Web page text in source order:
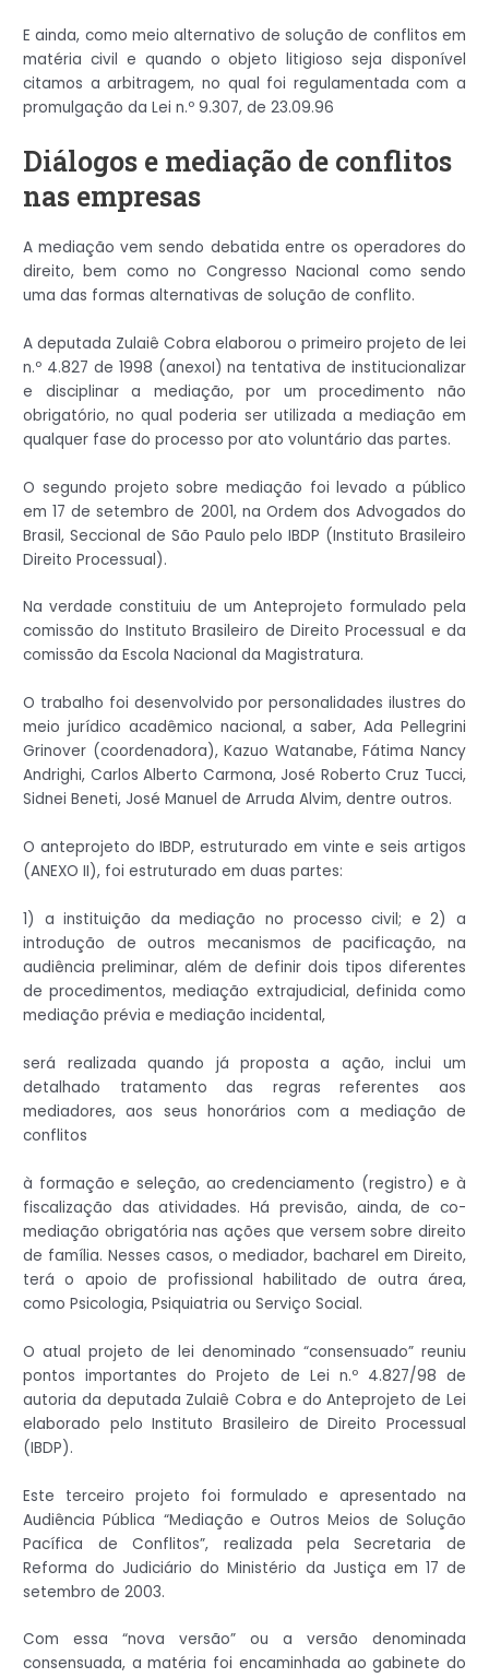
E ainda, como meio alternativo de solução de conflitos em
matéria civil e quando o objeto litigioso seja disponível
citamos a arbitragem, no qual foi regulamentada com a
promulgação da Lei n.º 9.307, de 23.09.96
Diálogos e mediação de conflitos
nas empresas
A mediação vem sendo debatida entre os operadores do
direito, bem como no Congresso Nacional como sendo
uma das formas alternativas de solução de conflito.
A deputada Zulaiê Cobra elaborou o primeiro projeto de lei
n.º 4.827 de 1998 (anexoI) na tentativa de institucionalizar
e disciplinar a mediação, por um procedimento não
obrigatório, no qual poderia ser utilizada a mediação em
qualquer fase do processo por ato voluntário das partes.
O segundo projeto sobre mediação foi levado a público
em 17 de setembro de 2001, na Ordem dos Advogados do
Brasil, Seccional de São Paulo pelo IBDP (Instituto Brasileiro
Direito Processual).
Na verdade constituiu de um Anteprojeto formulado pela
comissão do Instituto Brasileiro de Direito Processual e da
comissão da Escola Nacional da Magistratura.
O trabalho foi desenvolvido por personalidades ilustres do
meio jurídico acadêmico nacional, a saber, Ada Pellegrini
Grinover (coordenadora), Kazuo Watanabe, Fátima Nancy
Andrighi, Carlos Alberto Carmona, José Roberto Cruz Tucci,
Sidnei Beneti, José Manuel de Arruda Alvim, dentre outros.
O anteprojeto do IBDP, estruturado em vinte e seis artigos
(ANEXO II), foi estruturado em duas partes:
1) a instituição da mediação no processo civil; e 2) a
introdução de outros mecanismos de pacificação, na
audiência preliminar, além de definir dois tipos diferentes
de procedimentos, mediação extrajudicial, definida como
mediação prévia e mediação incidental,
será realizada quando já proposta a ação, inclui um
detalhado tratamento das regras referentes aos
mediadores, aos seus honorários com a mediação de
conflitos
à formação e seleção, ao credenciamento (registro) e à
fiscalização das atividades. Há previsão, ainda, de co-
mediação obrigatória nas ações que versem sobre direito
de família. Nesses casos, o mediador, bacharel em Direito,
terá o apoio de profissional habilitado de outra área,
como Psicologia, Psiquiatria ou Serviço Social.
O atual projeto de lei denominado “consensuado” reuniu
pontos importantes do Projeto de Lei n.º 4.827/98 de
autoria da deputada Zulaiê Cobra e do Anteprojeto de Lei
elaborado pelo Instituto Brasileiro de Direito Processual
(IBDP).
Este terceiro projeto foi formulado e apresentado na
Audiência Pública “Mediação e Outros Meios de Solução
Pacífica de Conflitos”, realizada pela Secretaria de
Reforma do Judiciário do Ministério da Justiça em 17 de
setembro de 2003.
Com essa “nova versão” ou a versão denominada
consensuada, a matéria foi encaminhada ao gabinete do